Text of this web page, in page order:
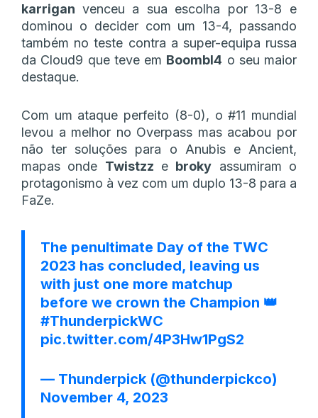
karrigan venceu a sua escolha por 13-8 e
dominou o decider com um 13-4, passando
também no teste contra a super-equipa russa
da Cloud9 que teve em Boombl4 o seu maior
destaque.
Com um ataque perfeito (8-0), o #11 mundial
levou a melhor no Overpass mas acabou por
não ter soluções para o Anubis e Ancient,
mapas onde Twistzz e broky assumiram o
protagonismo à vez com um duplo 13-8 para a
FaZe.
The penultimate Day of the TWC
2023 has concluded, leaving us
with just one more matchup
before we crown the Champion 👑
#ThunderpickWC
pic.twitter.com/4P3Hw1PgS2
— Thunderpick (@thunderpickco)
November 4, 2023